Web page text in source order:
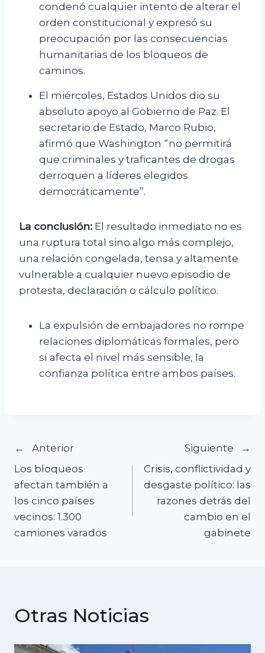
condenó cualquier intento de alterar el
orden constitucional y expresó su
preocupación por las consecuencias
humanitarias de los bloqueos de
caminos.
El miércoles, Estados Unidos dio su
absoluto apoyo al Gobierno de Paz. El
secretario de Estado, Marco Rubio,
afirmó que Washington “no permitirá
que criminales y traficantes de drogas
derroquen a líderes elegidos
democráticamente”.
La conclusión: El resultado inmediato no es
una ruptura total sino algo más complejo,
una relación congelada, tensa y altamente
vulnerable a cualquier nuevo episodio de
protesta, declaración o cálculo político.
La expulsión de embajadores no rompe
relaciones diplomáticas formales, pero
sí afecta el nivel más sensible, la
confianza política entre ambos países.
Navegación
de
entradas
Anterior
Los bloqueos
afectan también a
los cinco países
vecinos: 1.300
camiones varados
Siguiente
Crisis, conflictividad y
desgaste político: las
razones detrás del
cambio en el
gabinete
Otras Noticias